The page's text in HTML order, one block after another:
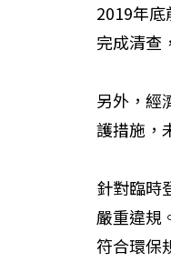
2019年
完成清查
另外，經
護措施，
針對臨時
嚴重違規
符合環保